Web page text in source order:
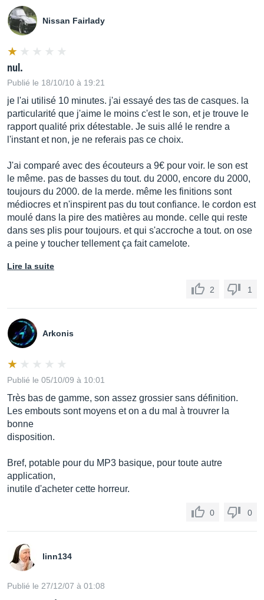
Nissan Fairlady
nul.
Publié le 18/10/10 à 19:21
je l'ai utilisé 10 minutes. j'ai essayé des tas de casques. la
particularité que j'aime le moins c'est le son, et je trouve le
rapport qualité prix détestable. Je suis allé le rendre a
l'instant et non, je ne referais pas ce choix.
J'ai comparé avec des écouteurs a 9€ pour voir. le son est
le même. pas de basses du tout. du 2000, encore du 2000,
toujours du 2000. de la merde. même les finitions sont
médiocres et n'inspirent pas du tout confiance. le cordon est
moulé dans la pire des matières au monde. celle qui reste
dans ses plis pour toujours. et qui s'accroche a tout. on ose
a peine y toucher tellement ça fait camelote.
Lire la suite
2 1
Arkonis
Publié le 05/10/09 à 10:01
Très bas de gamme, son assez grossier sans définition.
Les embouts sont moyens et on a du mal à trouvrer la
bonne
disposition.
Bref, potable pour du MP3 basique, pour toute autre
application,
inutile d'acheter cette horreur.
0 0
linn134
Publié le 27/12/07 à 01:08